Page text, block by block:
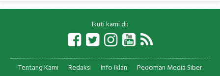
Ikuti kami di:
Tentang Kami Redaksi Info Iklan Pedoman Media Siber